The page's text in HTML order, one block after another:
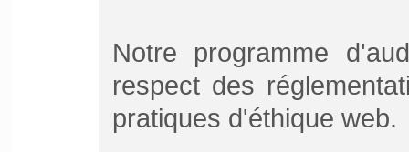
Notre programme
respect des
pratiques d'éthique web.